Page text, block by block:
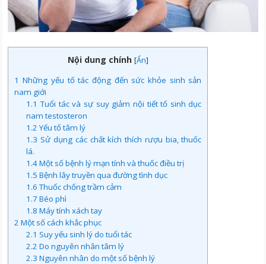
Nội dung chính [Ẩn]
1 Những yếu tố tác động đến sức khỏe sinh sản
nam giới
1.1 Tuổi tác và sự suy giảm nội tiết tố sinh dục
nam testosteron
1.2 Yếu tố tâm lý
1.3 Sử dụng các chất kích thích rượu bia, thuốc
lá.
1.4Một số bệnh lý mạn tính và thuốc điều trị
1.5 Bệnh lây truyền qua đường tình dục
1.6Thuốc chống trầm cảm
1.7 Béo phì
1.8 Máy tính xách tay
2 Một số cách khắc phục
2.1 Suy yếu sinh lý do tuổi tác
2.2 Do nguyên nhân tâm lý
2.3 Nguyên nhân do một số bệnh lý